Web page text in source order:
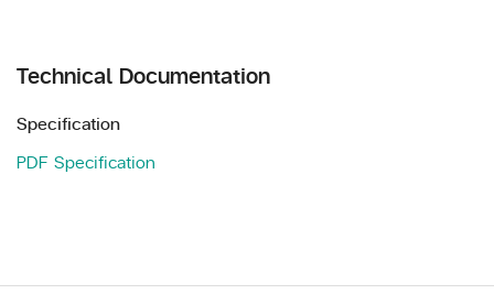
Technical Documentation
Specification
PDF Specification